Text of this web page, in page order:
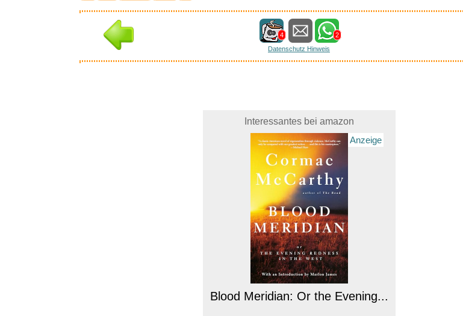
4
2
Datenschutz Hinweis
Interessantes bei amazon
Anzeige
Blood Meridian: Or the Evening...